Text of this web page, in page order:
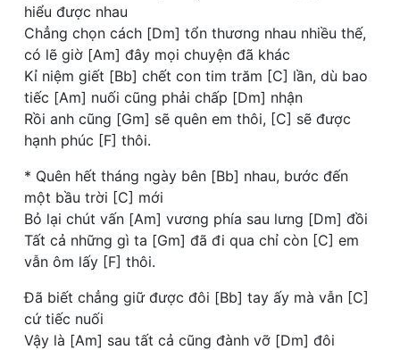
hiểu được nhau
Chẳng chọn cách [Dm] tổn thương nhau nhiều thế,
có lẽ giờ [Am] đây mọi chuyện đã khác
Kỉ niệm giết [Bb] chết con tim trăm [C] lần, dù bao
tiếc [Am] nuối cũng phải chấp [Dm] nhận
Rồi anh cũng [Gm] sẽ quên em thôi, [C] sẽ được
hạnh phúc [F] thôi.
* Quên hết tháng ngày bên [Bb] nhau, bước đến
một bầu trời [C] mới
Bỏ lại chút vấn [Am] vương phía sau lưng [Dm] đồi
Tất cả những gì ta [Gm] đã đi qua chỉ còn [C] em
vẫn ôm lấy [F] thôi.
Đã biết chẳng giữ được đôi [Bb] tay ấy mà vẫn [C]
cứ tiếc nuối
Vậy là [Am] sau tất cả cũng đành vỡ [Dm] đôi